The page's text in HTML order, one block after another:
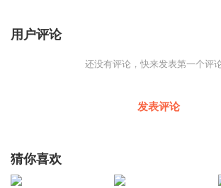
用户评论
还没有评论，快来发表第一个评论
发表评论
猜你喜欢